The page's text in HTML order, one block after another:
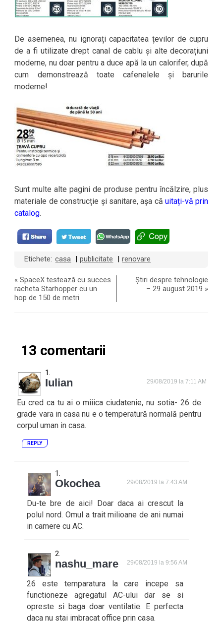
De asemenea, nu ignorați capacitatea țevilor de cupru
de a fi utilizate drept canal de cablu și alte decorațiuni
moderne, nu doar pentru a duce apă la un calorifer, după
cum demonstrează toate cafenelele și barurile
moderne!
Sunt multe alte pagini de produse pentru încălzire, plus
materiale de construcție și sanitare, așa că uitați-vă prin
catalog.
Etichete: casa publicitate renovare
«SpaceX testează cu succes
racheta Starhopper cu un
hop de 150 de metri
Știri despre tehnologie
– 29 august 2019 »
13 comentarii
Iulian 29/08/2019 la 7:11 AM
Eu cred ca tu ai o miiica ciudatenie, nu sotia- 26 de
grade vara in casa nu e o temperatură normală pentru
corpul uman in casa.
REPLY
Okochea 29/08/2019 la 7:43 AM
Du-te bre de aici! Doar daca ai crescut la
polul nord. Omul a trait milioane de ani numai
in camere cu AC.
nashu_mare 29/08/2019 la 9:56 AM
26 este temparatura la care incepe sa
functioneze agregatul AC-ului dar se si
opreste si baga doar ventilatie. E perfecta
daca nu stai imbracat office prin casa.